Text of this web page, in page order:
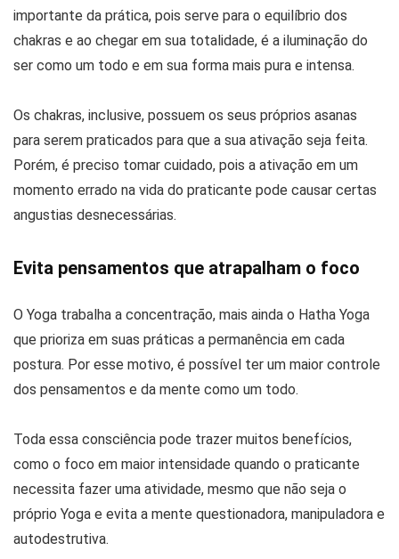
importante da prática, pois serve para o equilíbrio dos
chakras e ao chegar em sua totalidade, é a iluminação do
ser como um todo e em sua forma mais pura e intensa.
Os chakras, inclusive, possuem os seus próprios asanas
para serem praticados para que a sua ativação seja feita.
Porém, é preciso tomar cuidado, pois a ativação em um
momento errado na vida do praticante pode causar certas
angustias desnecessárias.
Evita pensamentos que atrapalham o foco
O Yoga trabalha a concentração, mais ainda o Hatha Yoga
que prioriza em suas práticas a permanência em cada
postura. Por esse motivo, é possível ter um maior controle
dos pensamentos e da mente como um todo.
Toda essa consciência pode trazer muitos benefícios,
como o foco em maior intensidade quando o praticante
necessita fazer uma atividade, mesmo que não seja o
próprio Yoga e evita a mente questionadora, manipuladora e
autodestrutiva.